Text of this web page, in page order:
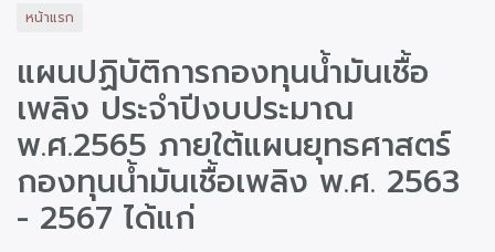
เพลิง
หน้าแรก
แผนปฏิบัติการกองทุนน้ำมันเชื้อ
เพลิง ประจำปีงบประมาณ
พ.ศ.2565 ภายใต้แผนยุทธศาสตร์
กองทุนน้ำมันเชื้อเพลิง พ.ศ. 2563
- 2567 ได้แก่